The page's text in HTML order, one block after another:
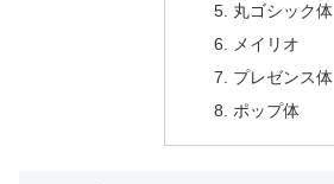
丸ゴシック体
メイリオ
プレゼンス体
ポップ体